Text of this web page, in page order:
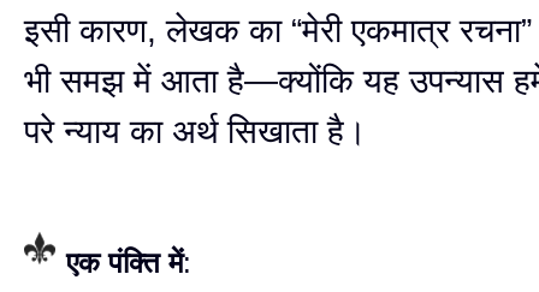
इसी कारण, लेखक का “मेरी एकमात्र रचना”
भी समझ में आता है—क्योंकि यह उपन्यास
परे न्याय का अर्थ सिखाता है।
एक पंक्ति में: